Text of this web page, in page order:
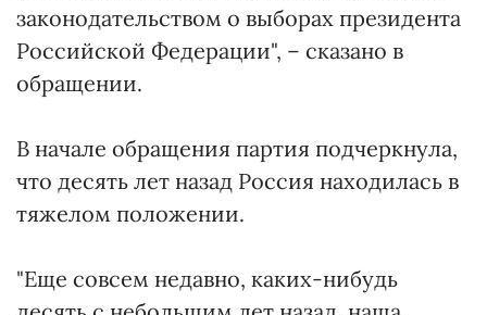
законодательством о выборах президента
Российской Федерации", – сказано в
обращении.
В начале обращения партия подчеркнула,
что десять лет назад Россия находилась в
тяжелом положении.
"Еще совсем недавно, каких-нибудь